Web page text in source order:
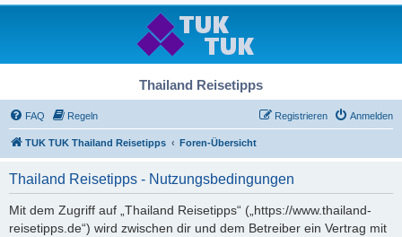
Thailand Reisetipps
FAQ Regeln Anmelden
Registrieren
TUK TUK Thailand Reisetipps Foren-Übersicht
Thailand Reisetipps - Nutzungsbedingungen
Mit dem Zugriff auf „Thailand Reisetipps“ („https://www.thailand-
reisetipps.de“) wird zwischen dir und dem Betreiber ein Vertrag mit